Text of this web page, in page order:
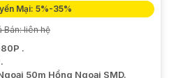
Mại: 5%-35%
Bán: liên hệ
.
50m Hồng Ngoại SMD.